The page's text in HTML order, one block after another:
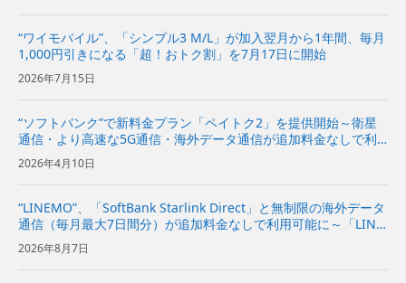
“ワイモバイル”、「シンプル3 M/L」が加入翌月から1年間、毎月
1,000円引きになる「超！おトク割」を7月17日に開始
2026年7月15日
“ソフトバンク”で新料金プラン「ペイトク2」を提供開始～衛星
通信・より高速な5G通信・海外データ通信が追加料金なしで利
用でき、経済圏特典の拡充でPayPayポイント付与率が従来プラ
ンの2倍に～
2026年4月10日
“LINEMO”、「SoftBank Starlink Direct」と無制限の海外データ
通信（毎月最大7日間分）が追加料金なしで利用可能に～「LINE
MOベストプラン」と「LINEMOベストプランV」が、国内外で
より安心・快適に～ | 企...
2026年8月7日